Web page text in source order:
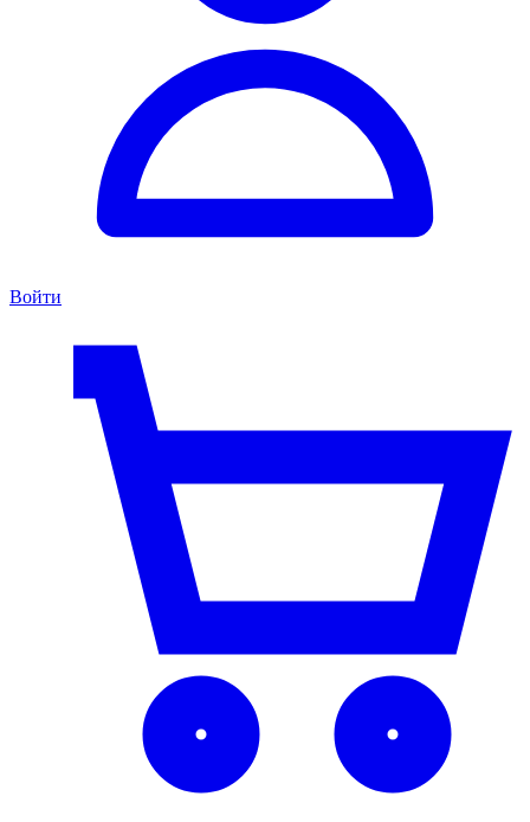
Войти